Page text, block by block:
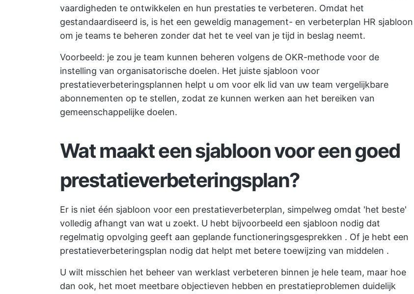
vaardigheden te ontwikkelen en hun prestaties te verbeteren. Omdat het
gestandaardiseerd is, is het een geweldig management- en verbeterplan HR sjabloon
om je teams te beheren zonder dat het te veel van je tijd in beslag neemt.
Voorbeeld: je zou je team kunnen beheren volgens de OKR-methode voor de
instelling van organisatorische doelen. Het juiste sjabloon voor
prestatieverbeteringsplannen helpt u om voor elk lid van uw team vergelijkbare
abonnementen op te stellen, zodat ze kunnen werken aan het bereiken van
gemeenschappelijke doelen.
Wat maakt een sjabloon voor een goed
prestatieverbeteringsplan?
Er is niet één sjabloon voor een prestatieverbeterplan, simpelweg omdat 'het beste'
volledig afhangt van wat u zoekt. U hebt bijvoorbeeld een sjabloon nodig dat
regelmatig opvolging geeft aan geplande functioneringsgesprekken . Of je hebt een
prestatieverbeteringsplan nodig dat helpt met betere toewijzing van middelen .
U wilt misschien het beheer van werklast verbeteren binnen je hele team, maar hoe
dan ook, het moet meetbare objectieven hebben en prestatieproblemen duidelijk